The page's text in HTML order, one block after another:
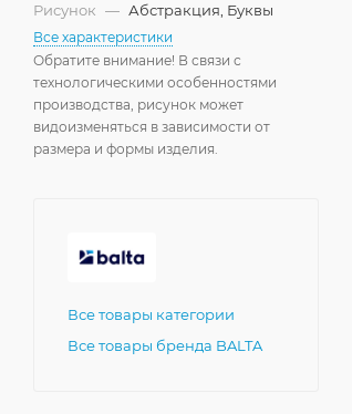
Рисунок — Абстракция, Буквы
Все характеристики
Обратите внимание! В связи с
технологическими особенностями
производства, рисунок может
видоизменяться в зависимости от
размера и формы изделия.
Все товары категории
Все товары бренда BALTA